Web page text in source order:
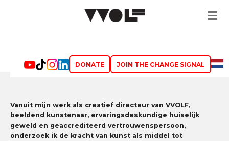
hoofdinhoud
DONATE JOIN THE CHANGE SIGNAL
Vanuit mijn werk als creatief directeur van VVOLF,
beeldend kunstenaar, ervaringsdeskundige huiselijk
geweld en geaccrediteerd vertrouwenspersoon,
onderzoek ik de kracht van kunst als middel tot